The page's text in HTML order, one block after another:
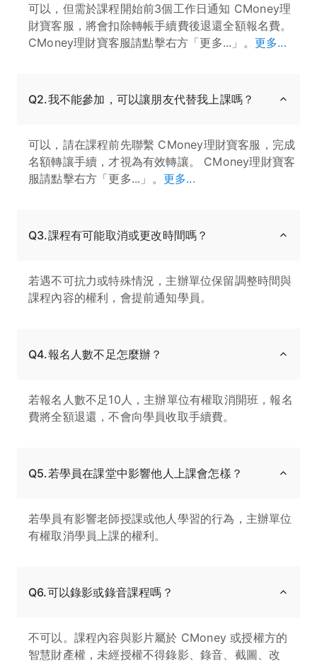
可以，但需於課程開始前3個工作日通知 CMoney理
財寶客服，將會扣除轉帳手續費後退還全額報名費。
CMoney理財寶客服請點擊右方「更多...」。 更多...
Q2.我不能參加，可以讓朋友代替我上課嗎？
可以，請在課程前先聯繫 CMoney理財寶客服，完成
名額轉讓手續，才視為有效轉讓。 CMoney理財寶客
服請點擊右方「更多...」。 更多...
Q3.課程有可能取消或更改時間嗎？
若遇不可抗力或特殊情況，主辦單位保留調整時間與
課程內容的權利，會提前通知學員。
Q4.報名人數不足怎麼辦？
若報名人數不足10人，主辦單位有權取消開班，報名
費將全額退還，不會向學員收取手續費。
Q5.若學員在課堂中影響他人上課會怎樣？
若學員有影響老師授課或他人學習的行為，主辦單位
有權取消學員上課的權利。
Q6.可以錄影或錄音課程嗎？
不可以。課程內容與影片屬於 CMoney 或授權方的
智慧財產權，未經授權不得錄影、錄音、截圖、改